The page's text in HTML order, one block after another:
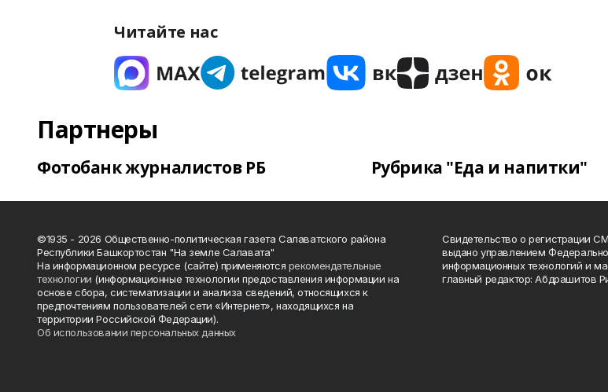
Читайте нас
Партнеры
Фотобанк журналистов РБ Рубрика "Еда и напитки"
©1935 - 2026 Общественно-политическая газета Салаватского района
Республики Башкортостан "На земле Салавата"
На информационном ресурсе (сайте) применяются рекомендательные
технологии (информационные технологии предоставления информации на
основе сбора, систематизации и анализа сведений, относящихся к
предпочтениям пользователей сети «Интернет», находящихся на
территории Российской Федерации).
Об использовании персональных данных
Свидетельство о регистрации
выдано управлением
информационных технологий и
главный редактор: Абдрашитов